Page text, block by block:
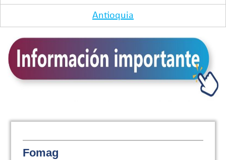
Antioquia
Fomag